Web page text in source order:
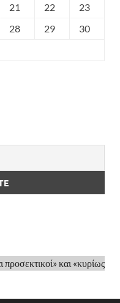
21 22
23
28 29
30
και «κυρίως δεν